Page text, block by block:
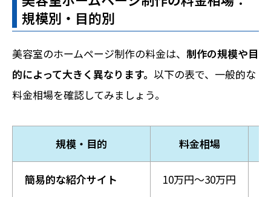
規模別・目的別
美容室のホームページ制作の料金は、 制作の規模や目
的によって大きく異なります。 以下の表で、一般的な
料金相場を確認してみましょう。
規模・目的 料金相場
簡易的な紹介サイト 10万円〜30万円